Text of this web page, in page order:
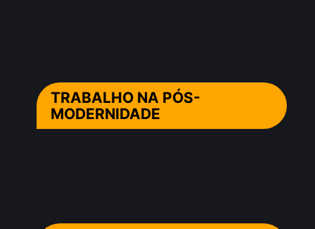
TRABALHO NA PÓS-
MODERNIDADE